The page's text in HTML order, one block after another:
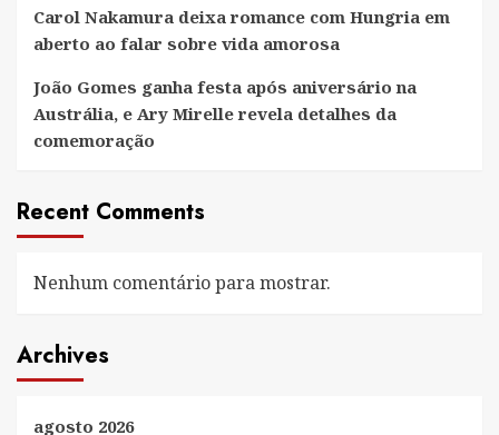
Carol Nakamura deixa romance com Hungria em
aberto ao falar sobre vida amorosa
João Gomes ganha festa após aniversário na
Austrália, e Ary Mirelle revela detalhes da
comemoração
Recent Comments
Nenhum comentário para mostrar.
Archives
agosto 2026